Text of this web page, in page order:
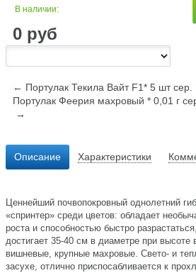
В наличии:
0 руб
← Портулак Текила Вайт F1* 5 шт
Портулак Феерия махровый * 0,01 г
→
Описание Характеристики
Ценнейший почвопокровный однолетний
«спринтер» среди цветов: обладает
роста и способностью быстро
достигает 35-40 см в диаметре при высоте
вишневые, крупные махровые. Свето- и
засухе, отлично приспосабливается к